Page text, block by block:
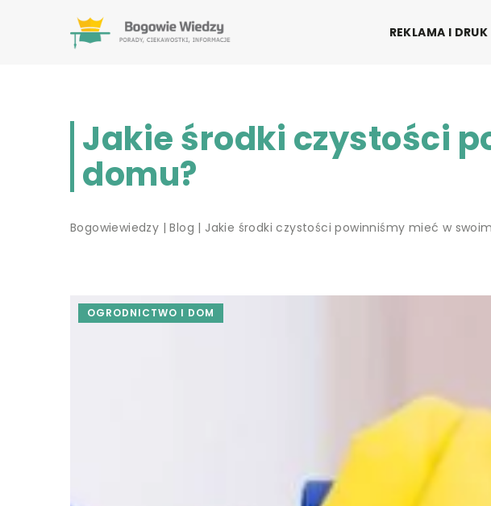
REKLAMA I DRUK
Jakie środki czystości
domu?
Bogowiewiedzy |Blog | Jakie środki czystości powinniśmy mieć w
OGRODNICTWO I DOM